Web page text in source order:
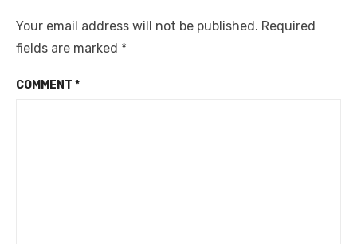
Your email address will not be published. Required
fields are marked *
COMMENT *